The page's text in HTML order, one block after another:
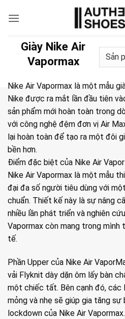
qua
Giày Nike Air
Vapormax
Nike Air Vapormax là một mẫu
Nike được ra mắt lần đầu tiên
sản phẩm mới hoàn toàn trong
với công nghệ đệm đơn vị Air
lại hoàn toàn để tạo ra một đôi
bền hơn.
Điểm đặc biệt của Nike Air
Nike Air Vapormax là một mẫu
đại đa số người tiêu dùng với
chuẩn. Thiết kế này là sự nâng
nhiều lần phát triển và nghiên
Vapormax còn mang trong
tế.
Phần Upper của Nike Air
vải Flyknit dày dặn ôm lấy bàn
một chiếc tất. Bên cạnh đó, các
mỏng và nhẹ sẽ giúp gia tăng sự
lockdown của Nike Air Vapormax.